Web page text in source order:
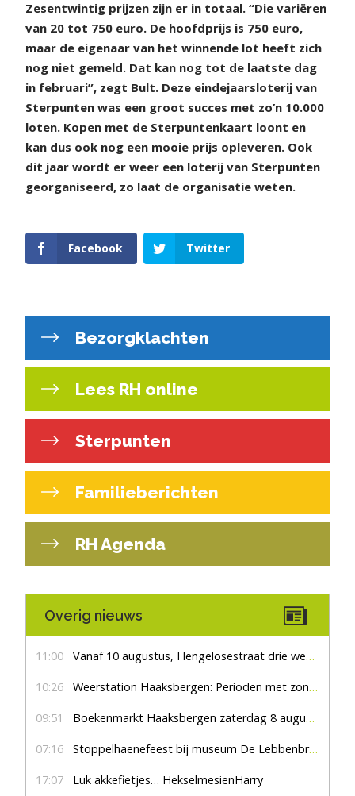
Zesentwintig prijzen zijn er in totaal. “Die variëren
van 20 tot 750 euro. De hoofdprijs is 750 euro,
maar de eigenaar van het winnende lot heeft zich
nog niet gemeld. Dat kan nog tot de laatste dag
in februari”, zegt Bult. Deze eindejaarsloterij van
Sterpunten was een groot succes met zo’n 10.000
loten. Kopen met de Sterpuntenkaart loont en
kan dus ook nog een mooie prijs opleveren. Ook
dit jaar wordt er weer een loterij van Sterpunten
georganiseerd, zo laat de organisatie weten.
Facebook Twitter
Bezorgklachten
Lees RH online
Sterpunten
Familieberichten
RH Agenda
Overig nieuws
11:00 Vanaf 10 augustus, Hengelosestraat drie weken dicht voor doorgaand verkeer
10:26 Weerstation Haaksbergen: Perioden met zon en droog
09:51 Boekenmarkt Haaksbergen zaterdag 8 augustus, marktplein Haaksbergen
07:16 Stoppelhaenefeest bij museum De Lebbenbrugge
17:07 Luk akkefietjes… HekselmesienHarry